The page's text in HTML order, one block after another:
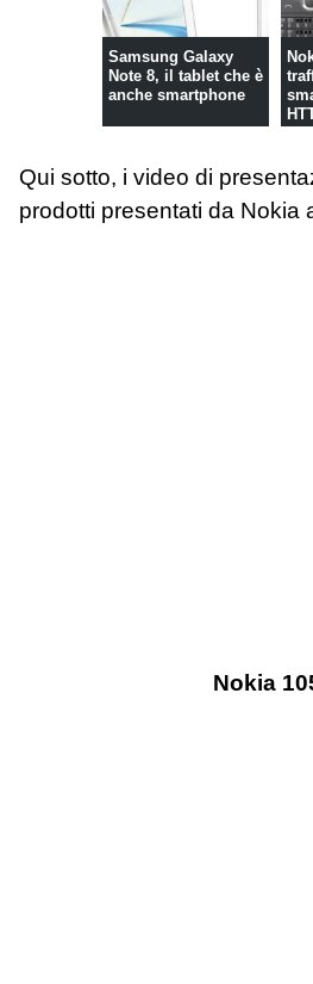
Samsung Galaxy
Note 8, il tablet che è
anche smartphone
Qui sotto, i video di
prodotti presentati da Nokia
Nokia